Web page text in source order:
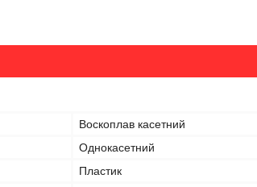
Воскоплав касетний
Однокасетний
Пластик